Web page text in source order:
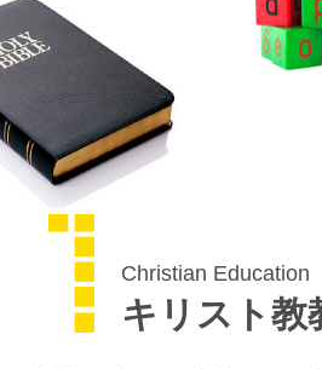
Christian Education
キリスト教